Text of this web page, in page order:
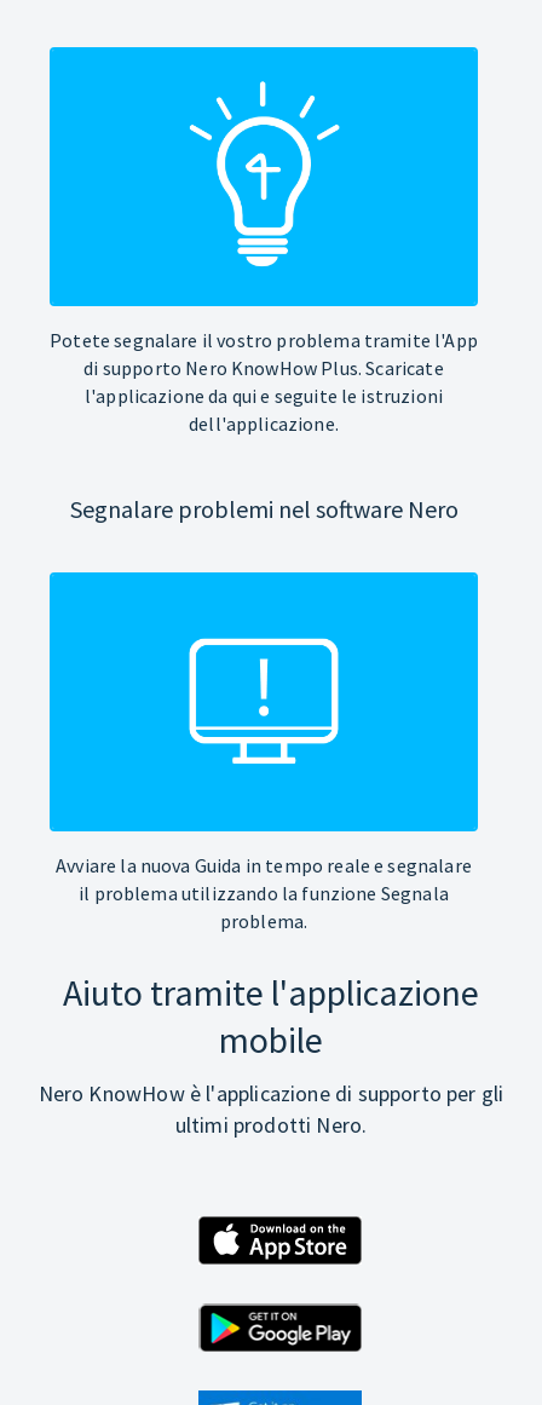
Potete segnalare il vostro problema tramite l'App
di supporto Nero KnowHow Plus. Scaricate
l'applicazione da qui e seguite le istruzioni
dell'applicazione.
Segnalare problemi nel software Nero
Avviare la nuova Guida in tempo reale e segnalare
il problema utilizzando la funzione Segnala
problema.
Aiuto tramite l'applicazione
mobile
Nero KnowHow è l'applicazione di supporto per gli
ultimi prodotti Nero.